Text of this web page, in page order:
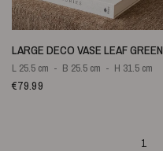
QUICK VIEW
LARGE DECO VASE LEAF GREEN
L 25.5 cm B 25.5 cm H 31.5 cm
€79.99
1